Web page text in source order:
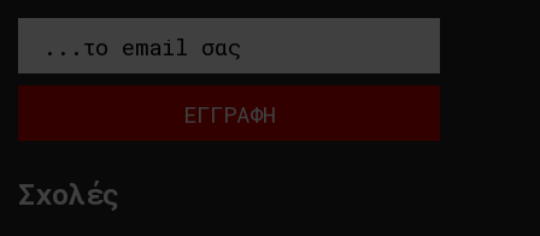
Σχολές